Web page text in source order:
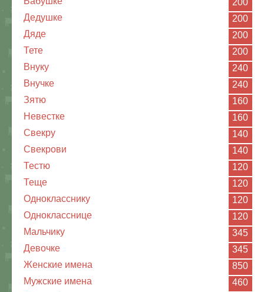
200
Дедушке
200
Дяде
200
Тете
200
Внуку
240
Внучке
240
Зятю
160
Невестке
160
Свекру
140
Свекрови
140
Тестю
120
Теще
120
Однокласснику
120
Однокласснице
120
Мальчику
345
Девочке
345
Женские имена
850
Мужские имена
460